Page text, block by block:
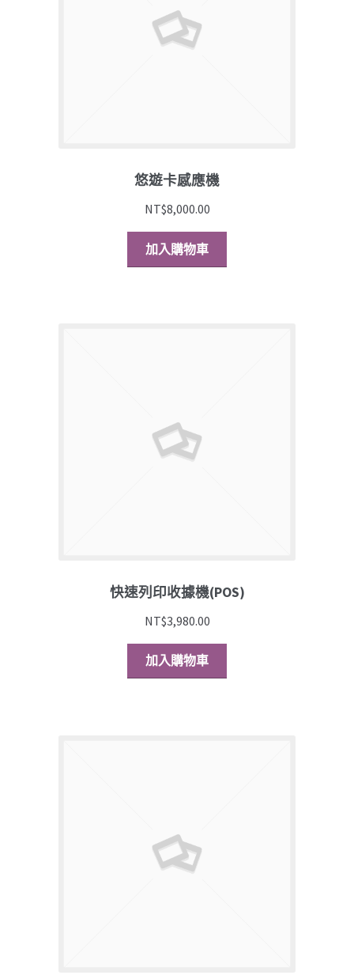
悠遊卡感應機
NT$8,000.00
加入購物車
快速列印收據機(POS)
NT$3,980.00
加入購物車